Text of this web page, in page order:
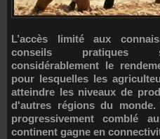
L’accès limité aux connaissances techniques et aux
conseils pratiques
considérablement le
pour lesquelles les
atteindre les niveaux de
d'autres régions du
progressivement comblé
continent gagne en